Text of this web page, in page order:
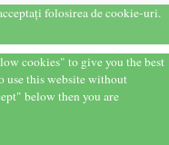
Filosofie a vietii
an (2
show cu Simona
Spectacolul de
folosirea de cookie-uri.
cookies" to give you the best
use this website without
below then you are